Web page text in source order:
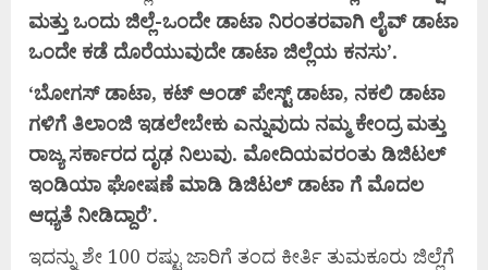
ಮತ್ತು ಒಂದು ಜಿಲ್ಲೆ-ಒಂದೇ ಡಾಟಾ ನಿರಂತರವಾಗಿ ಲೈವ್ ಡಾಟಾ
ಒಂದೇ ಕಡೆ ದೊರೆಯುವುದೇ ಡಾಟಾ ಜಿಲ್ಲೆಯ ಕನಸು’.
‘ಬೋಗಸ್ ಡಾಟಾ, ಕಟ್ ಅಂಡ್ ಪೇಸ್ಟ್ ಡಾಟಾ, ನಕಲಿ ಡಾಟಾ
ಗಳಿಗೆ ತಿಲಾಂಜಿ ಇಡಲೇಬೇಕು ಎನ್ನುವುದು ನಮ್ಮಕೇಂದ್ರಮತ್ತು
ರಾಜ್ಯಸರ್ಕಾರದ ದೃಢ ನಿಲುವು. ಮೋದಿಯವರಂತು ಡಿಜಿಟಲ್
ಇಂಡಿಯಾ ಘೋಷಣೆ ಮಾಡಿ ಡಿಜಿಟಲ್ ಡಾಟಾ ಗೆ ಮೊದಲ
ಆಧ್ಯತೆ ನೀಡಿದ್ದಾರೆ’.
ಇದನ್ನು ಶೇ 100 ರಷ್ಟು ಜಾರಿಗೆ ತಂದ ಕೀರ್ತಿ ತುಮಕೂರು ಜಿಲ್ಲೆಗೆ